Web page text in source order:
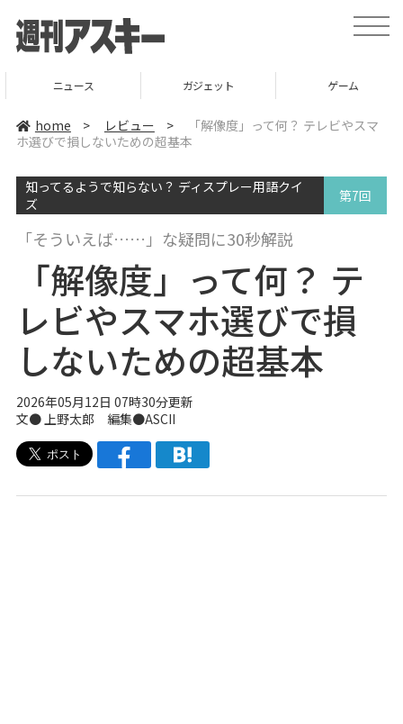
t
o
v
o
ニュース ガジェット ゲーム
home > レビュー >
「解像度」って何？ テレビやスマ
ホ選びで損しないための超基本
知ってるようで知らない？ ディスプレー用語クイ
ズ
第7回
「そういえば……」な疑問に30秒解説
「解像度」って何？ テ
レビやスマホ選びで損
しないための超基本
2026年05月12日 07時30分更新
文● 上野太郎 編集●ASCII